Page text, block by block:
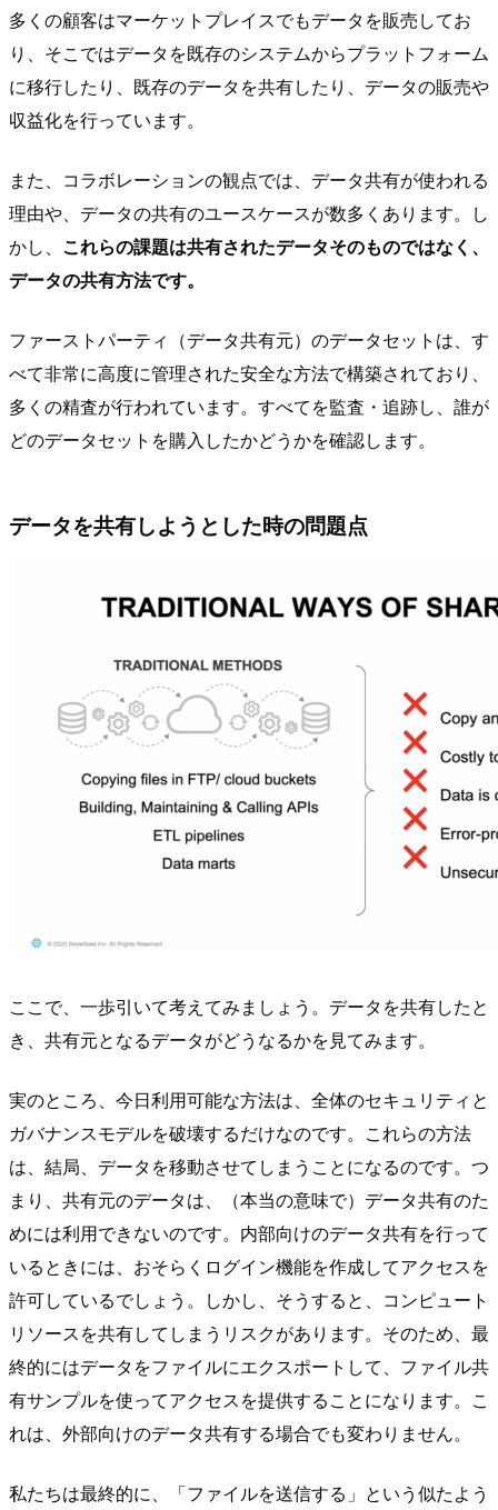
多くの顧客はマーケットプレイスでもデータを販売してお
り、そこではデータを既存のシステムからプラットフォーム
に移行したり、既存のデータを共有したり、データの販売や
収益化を行っています。
また、コラボレーションの観点では、データ共有が使われる
理由や、データの共有のユースケースが数多くあります。し
かし、 これらの課題は共有されたデータそのものではなく、
データの共有方法です。
ファーストパーティ（データ共有元）のデータセットは、す
べて非常に高度に管理された安全な方法で構築されており、
多くの精査が行われています。すべてを監査・追跡し、誰が
どのデータセットを購入したかどうかを確認します。
データを共有しようとした時の問題点
ここで、一歩引いて考えてみましょう。データを共有したと
き、共有元となるデータがどうなるかを見てみます。
実のところ、今日利用可能な方法は、全体のセキュリティと
ガバナンスモデルを破壊するだけなのです。これらの方法
は、結局、データを移動させてしまうことになるのです。つ
まり、共有元のデータは、（本当の意味で）データ共有のた
めには利用できないのです。内部向けのデータ共有を行って
いるときには、おそらくログイン機能を作成してアクセスを
許可しているでしょう。しかし、そうすると、コンピュート
リソースを共有してしまうリスクがあります。そのため、最
終的にはデータをファイルにエクスポートして、ファイル共
有サンプルを使ってアクセスを提供することになります。こ
れは、外部向けのデータ共有する場合でも変わりません。
私たちは最終的に、「ファイルを送信する」という似たよう